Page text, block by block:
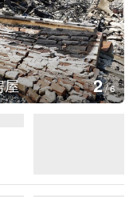
马士革发生爆炸
3/6